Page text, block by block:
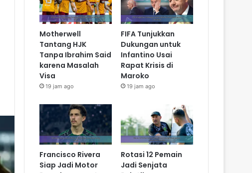
Motherwell
Tantang HJK
Tanpa Ibrahim Said
karena Masalah
Visa
19 jam ago
FIFA Tunjukkan
Dukungan untuk
Infantino Usai
Rapat Krisis di
Maroko
19 jam ago
Francisco Rivera
Siap Jadi Motor
Rotasi 12 Pemain
Jadi Senjata